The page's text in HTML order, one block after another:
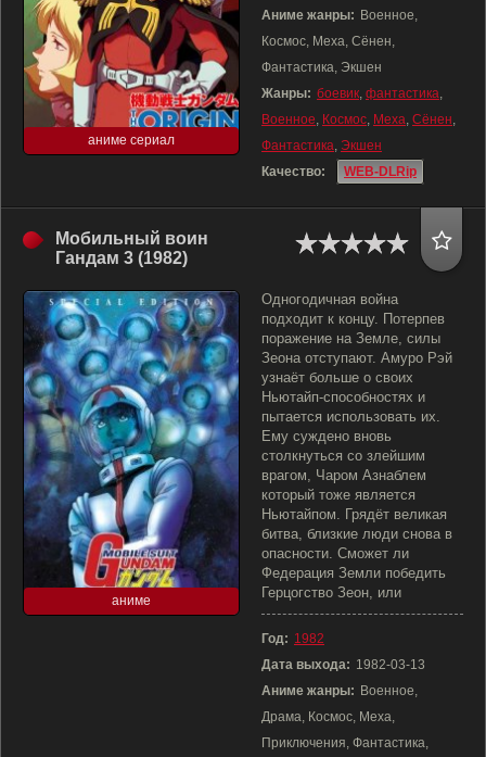
аниме сериал
Аниме жанры: Военное,
Космос, Меха, Сёнен,
Фантастика, Экшен
Жанры: боевик, фантастика,
Военное, Космос, Меха, Сёнен,
Фантастика, Экшен
Качество:
WEB-DLRip
Мобильный воин
Гандам 3 (1982)
аниме
Одногодичная война
подходит к концу. Потерпев
поражение на Земле, силы
Зеона отступают. Амуро Рэй
узнаёт больше о своих
Ньютайп-способностях и
пытается использовать их.
Ему суждено вновь
столкнуться со злейшим
врагом, Чаром Азнаблем
который тоже является
Ньютайпом. Грядёт великая
битва, близкие люди снова в
опасности. Сможет ли
Федерация Земли победить
Герцогство Зеон, или
Год: 1982
Дата выхода: 1982-03-13
Аниме жанры: Военное,
Драма, Космос, Меха,
Приключения, Фантастика,